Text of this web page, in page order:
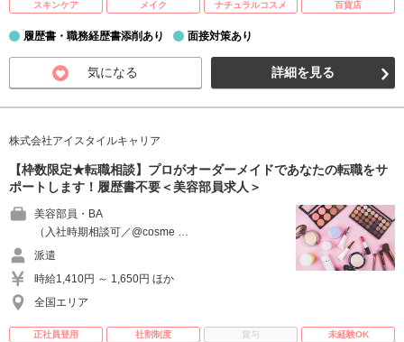
スキンケア メイク ナチュラルコスメ 百貨店
履歴書・職務経歴書添削あり 面接対策あり
気になる 詳細を見る
株式会社アイスタイルキャリア
【枠数限定★転職相談】プロがオーダーメイドであなたの転職をサ
ポートします！履歴書不要＜美容部員求人＞
美容部員・BA
（入社時期相談可／@cosme …
派遣
時給1,410円 ～ 1,650円 ほか
全国エリア
正社員登用 社割制度 賞与
未経験OK